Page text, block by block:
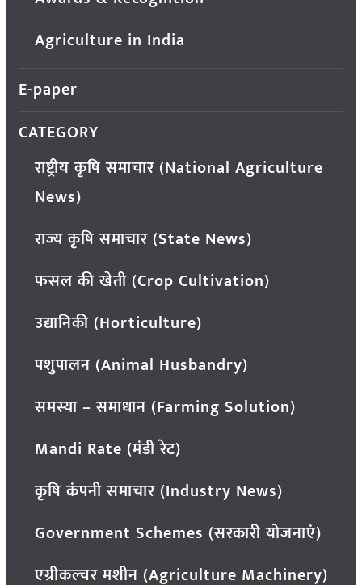
Agriculture in India
E-paper
CATEGORY
राष्ट्रीय कृषि समाचार (National Agriculture
News)
राज्य कृषि समाचार (State News)
फसल की खेती (Crop Cultivation)
उद्यानिकी (Horticulture)
पशुपालन (Animal Husbandry)
समस्या – समाधान (Farming Solution)
Mandi Rate (मंडी रेट)
कृषि कंपनी समाचार (Industry News)
Government Schemes (सरकारी योजनाएं)
एग्रीकल्चर मशीन (Agriculture Machinery)